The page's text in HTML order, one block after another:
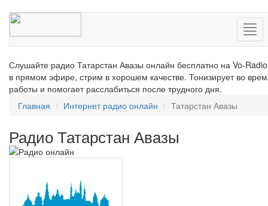
Слушайте радио Татарстан Авазы онлайн бесплатно на Vo-Radio
в прямом эфире, стрим в хорошем качестве. Тонизирует во
работы и помогает расслабиться после трудного дня.
Главная
Интернет радио онлайн Татарстан Авазы
Радио Татарстан Авазы